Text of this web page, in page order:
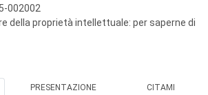
002002
della proprietà intellettuale: per saperne di
PRESENTAZIONE CITAMI